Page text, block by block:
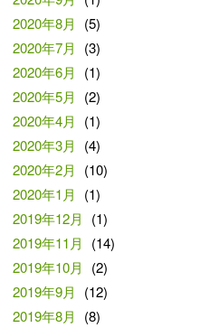
2020年8月
(5)
2020年7月
(3)
2020年6月
(1)
2020年5月
(2)
2020年4月
(1)
2020年3月
(4)
2020年2月
(10)
2020年1月
(1)
2019年12月
(1)
2019年11月
(14)
2019年10月
(2)
2019年9月
(12)
2019年8月
(8)